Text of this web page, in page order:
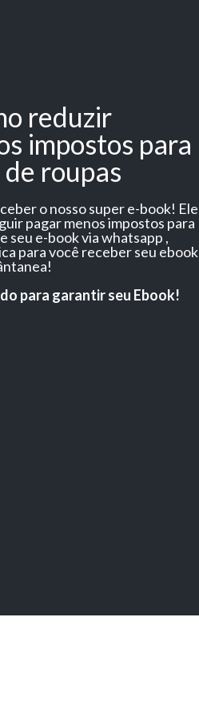
reduzir
impostos para
roupas
o nosso super e-book! Ele
pagar menos impostos para
seu e-book via whatsapp ,
para você receber seu ebook
para garantir seu Ebook!